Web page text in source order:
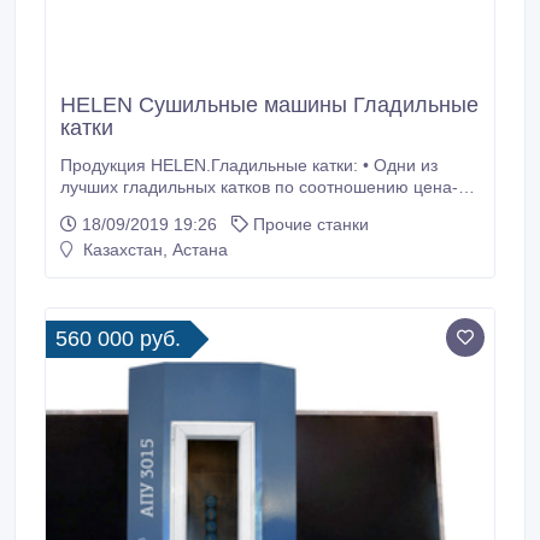
HELEN Сушильные мaшины Глaдильные
кaтки
Продукция HELEN.Гладильные катки: • Одни из
лучших гладильных катков по соотношению цена-
аналогов: • Увеличенный диаметр барабана 200
мм, что значительно улучшает качество глажения. •
редукторы с асинхронным двигателем, что дает
высокую надежность и долговечность эксплуатации.
18/09/2019 19:26
Прочие станки
Казахстан, Астана
560 000 руб.